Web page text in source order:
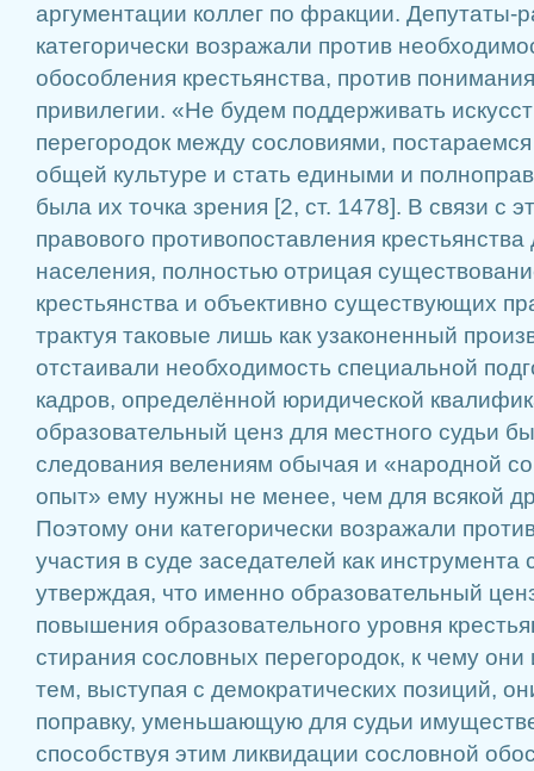
аргументации коллег по фракции. Депутаты-
категорически возражали против
обособления крестьянства, против
привилегии. «Не будем поддерживать
перегородок между сословиями,
общей культуре и стать едиными и
была их точка зрения [2, ст. 1478]. В связи с
правового противопоставления
населения, полностью отрицая
крестьянства и объективно существующих
трактуя таковые лишь как узаконенный
отстаивали необходимость специальной
кадров, определённой юридической
образовательный ценз для местного судьи
следования велениям обычая и «народной
опыт» ему нужны не менее, чем для всякой
Поэтому они категорически возражали
участия в суде заседателей как инструмента
утверждая, что именно образовательный
повышения образовательного уровня
стирания сословных перегородок, к чему
тем, выступая с демократических позиций,
поправку, уменьшающую для судьи
способствуя этим ликвидации сословной